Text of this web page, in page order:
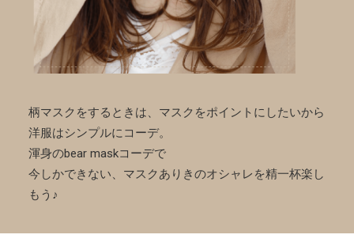
柄マスクをするときは、マスクをポイントにしたいから
洋服はシンプルにコーデ。
渾身のbear maskコーデで
今しかできない、マスクありきのオシャレを精一杯楽し
もう♪